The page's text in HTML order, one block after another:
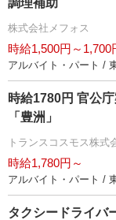
株式会社メフォス
時給1,500円～1,700
アルバイト・パート /
時給1780円 官公
「豊洲」
トランスコスモス株式
時給1,780円～
アルバイト・パート /
タクシードライバ